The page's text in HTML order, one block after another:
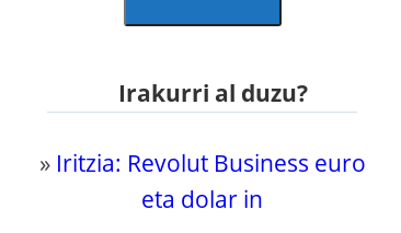
Irakurri al duzu?
» Iritzia: Revolut Business euro
eta dolar in